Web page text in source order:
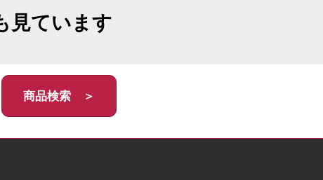
見ています
商品検索 ＞